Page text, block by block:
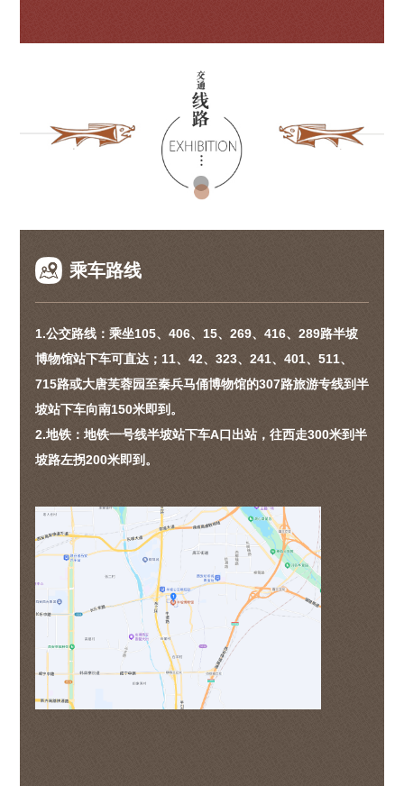
乘车路线
1.公交路线：乘坐105、406、15、269、416、289路半坡
博物馆站下车可直达；11、42、323、241、401、511、
715路或大唐芙蓉园至秦兵马俑博物馆的307路旅游专线到半
坡站下车向南150米即到。
2.地铁：地铁一号线半坡站下车A口出站，往西走300米到半
坡路左拐200米即到。